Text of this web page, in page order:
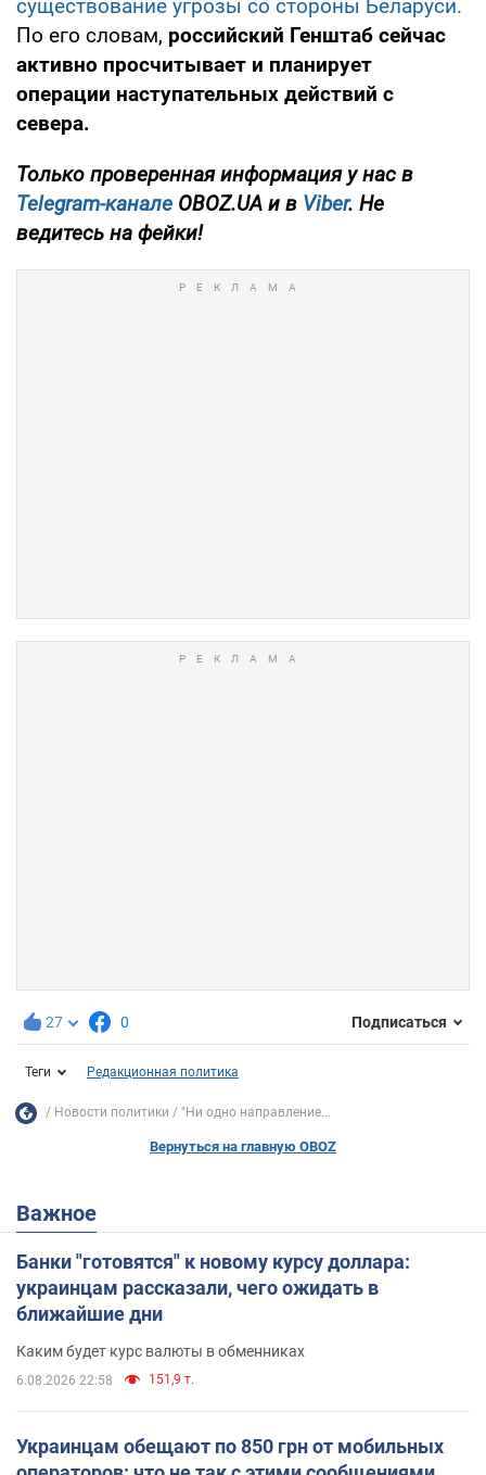
существование угрозы со стороны Беларуси.
По его словам, российский Генштаб сейчас
активно просчитывает и планирует
операции наступательных действий с
севера.
Только проверенная информация у нас в
Telegram-канале OBOZ.UA и в Viber. Не
ведитесь на фейки!
27 0 Подписаться
Теги Редакционная политика
Новости политики "Ни одно направление...
Вернуться на главную OBOZ
Важное
Банки "готовятся" к новому курсу доллара:
украинцам рассказали, чего ожидать в
ближайшие дни
Каким будет курс валюты в обменниках
6.08.2026 22:58 151,9 т.
Украинцам обещают по 850 грн от мобильных